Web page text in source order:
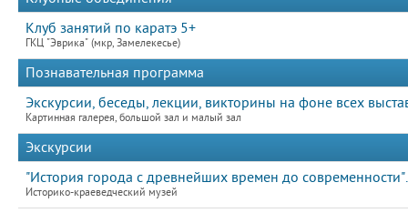
Клуб занятий по каратэ 5+
ГКЦ "Эврика" (мкр, Замелекесье)
Познавательная программа
Экскурсии, беседы, лекции, викторины на фоне всех
Картинная галерея, большой зал и малый зал
Экскурсии
"История города с древнейших времен до современности".
Историко-краеведческий музей